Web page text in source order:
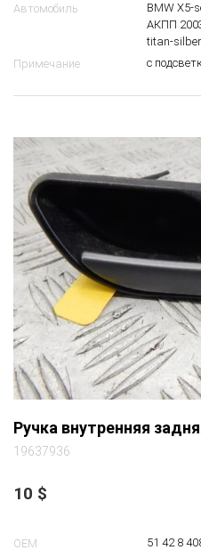
Автомобиль
BMW X5-
АКПП
titan-
Примечание
с
Ручка внутренняя
19637936
10 $
OEM
51 42 8